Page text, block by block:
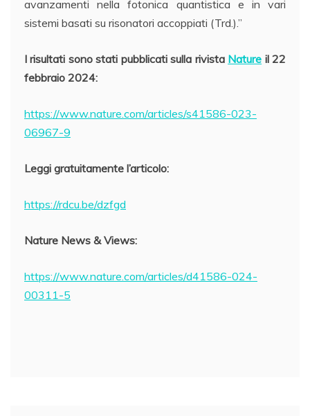
avanzamenti nella fotonica quantistica e in vari
sistemi basati su risonatori accoppiati (Trd.).”
I risultati sono stati pubblicati sulla rivista Nature il 22
febbraio 2024:
https://www.nature.com/articles/s41586-023-
06967-9
Leggi gratuitamente l’articolo:
https://rdcu.be/dzfgd
Nature News & Views:
https://www.nature.com/articles/d41586-024-
00311-5